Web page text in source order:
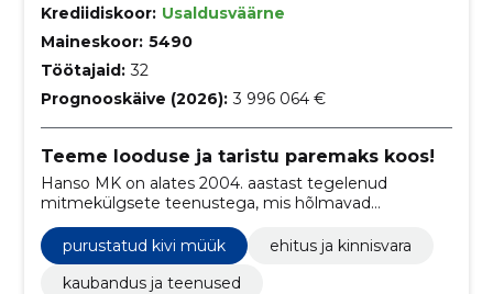
Krediidiskoor: Usaldusväärne
Maineskoor: 5490
Töötajaid: 32
Prognooskäive (2026): 3 996 064 €
Teeme looduse ja taristu paremaks koos!
Hanso MK on alates 2004. aastast tegelenud
mitmekülgsete teenustega, mis hõlmavad
metsaraiet, ehitustöid, maaparandust, teede- ja
sillaehitust ning palju muud, pakkudes
professionaalset abi metsa- ja
põllumajandusvaldkonnas ning
purustatud kivi müük
ehitus ja kinnisvara
kaubandus ja teenused